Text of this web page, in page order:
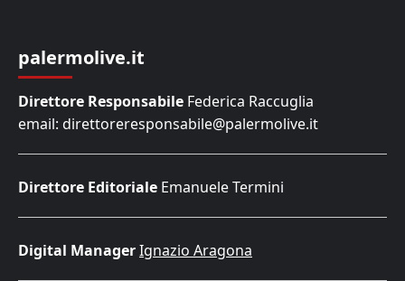
palermolive.it
Direttore Responsabile Federica Raccuglia
email: direttoreresponsabile@palermolive.it
Direttore Editoriale Emanuele Termini
Digital ManagerIgnazio Aragona